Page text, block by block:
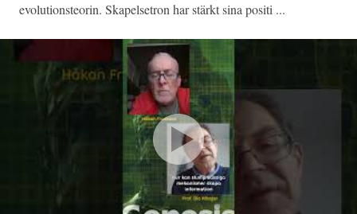
evolutionsteorin. Skapelsetron har stärkt sina positi ...